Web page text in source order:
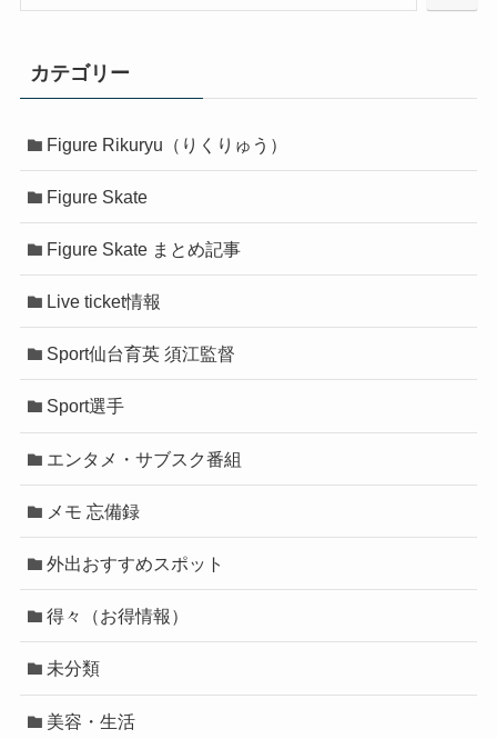
カテゴリー
Figure Rikuryu（りくりゅう）
Figure Skate
Figure Skate まとめ記事
Live ticket情報
Sport仙台育英 須江監督
Sport選手
エンタメ・サブスク番組
メモ 忘備録
外出おすすめスポット
得々（お得情報）
未分類
美容・生活